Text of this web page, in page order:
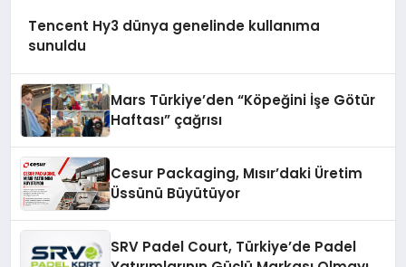
Tencent Hy3 dünya genelinde kullanıma
sunuldu
Mars Türkiye’den “Köpeğini İşe Götür
Haftası” çağrısı
Cesur Packaging, Mısır’daki Üretim
Üssünü Büyütüyor
SRV Padel Court, Türkiye’de Padel